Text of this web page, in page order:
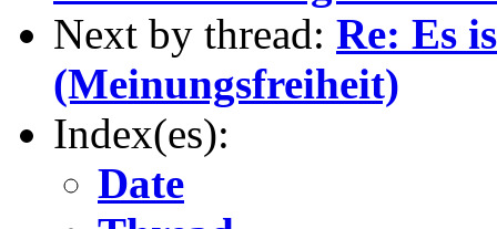
Next by thread: Re: Es
(Meinungsfreiheit)
Index(es):
Date